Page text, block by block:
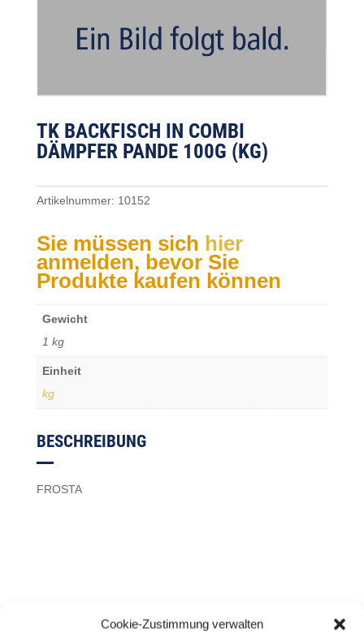
Cookie-Zustimmung verwalten
TK BACKFISCH IN COMBI
DÄMPFER PANDE 100G (KG)
Artikelnummer: 10152
Sie müssen sich hier
anmelden, bevor Sie
Produkte kaufen können
Gewicht
1 kg
Einheit
kg
BESCHREIBUNG
FROSTA